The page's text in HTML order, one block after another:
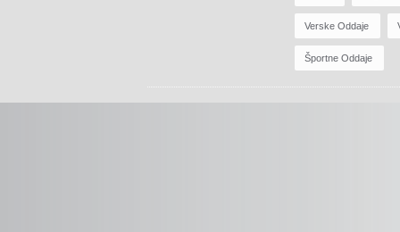
Verske Oddaje
Športne Oddaje